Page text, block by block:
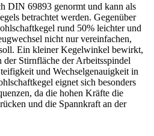
DIN 69893 genormt und kann als
betrachtet werden. Gegenüber
rund 50% leichter und
nicht nur vereinfachen,
Ein kleiner Kegelwinkel bewirkt,
Stirnfläche der Arbeitsspindel
und Wechselgenauigkeit in
eignet sich besonders
da die hohen Kräfte die
und die Spannkraft an der